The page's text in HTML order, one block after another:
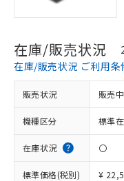
在庫/販売状況
在庫/販売状況 ご利用条
販売状況 販売中
機種区分 標準
在庫状況 〇
標準価格(税別) ¥